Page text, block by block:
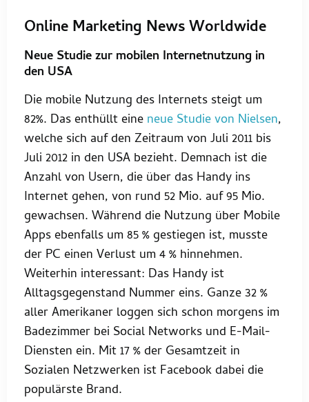
Online Marketing News Worldwide
Neue Studie zur mobilen Internetnutzung in
den USA
Die mobile Nutzung des Internets steigt um
82%. Das enthüllt eine neue Studie von Nielsen,
welche sich auf den Zeitraum von Juli 2011 bis
Juli 2012 in den USA bezieht. Demnach ist die
Anzahl von Usern, die über das Handy ins
Internet gehen, von rund 52 Mio. auf 95 Mio.
gewachsen. Während die Nutzung über Mobile
Apps ebenfalls um 85 % gestiegen ist, musste
der PC einen Verlust um 4 % hinnehmen.
Weiterhin interessant: Das Handy ist
Alltagsgegenstand Nummer eins. Ganze 32 %
aller Amerikaner loggen sich schon morgens im
Badezimmer bei Social Networks und E-Mail-
Diensten ein. Mit 17 % der Gesamtzeit in
Sozialen Netzwerken ist Facebook dabei die
populärste Brand.